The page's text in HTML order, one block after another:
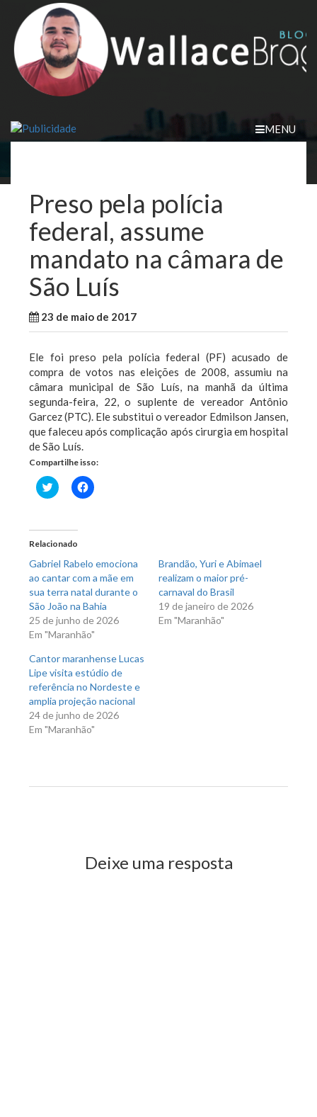
content
MENU
Preso pela polícia
federal, assume
mandato na câmara de
São Luís
23 de maio de 2017
Ele foi preso pela polícia federal (PF) acusado de
compra de votos nas eleições de 2008, assumiu na
câmara municipal de São Luís, na manhã da última
segunda-feira, 22, o suplente de vereador Antônio
Garcez (PTC). Ele substitui o vereador Edmilson Jansen,
que faleceu após complicação após cirurgia em hospital
de São Luís.
Compartilhe isso:
Clique
para
em
nova
janela)
Clique
para
Relacionado
Gabriel Rabelo emociona
ao cantar com a mãe em
sua terra natal durante o
São João na Bahia
25 de junho de 2026
Em "Maranhão"
Brandão, Yuri e Abimael
realizam o maior pré-
carnaval do Brasil
19 de janeiro de 2026
Em "Maranhão"
Cantor maranhense Lucas
Lipe visita estúdio de
referência no Nordeste e
amplia projeção nacional
24 de junho de 2026
Em "Maranhão"
Deixe uma resposta